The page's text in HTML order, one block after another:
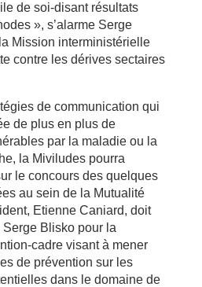
de soi-disant résultats
», s’alarme Serge
Mission interministérielle
contre les dérives sectaires
de communication qui
de plus en plus de
par la maladie ou la
la Miviludes pourra
le concours des quelques
au sein de la Mutualité
Etienne Caniard, doit
Blisko pour la
cadre visant à mener
de prévention sur les
dans le domaine de